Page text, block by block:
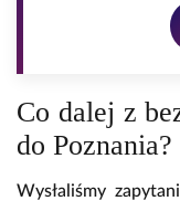
Co dalej z
do Poznania?
Wysłaliśmy